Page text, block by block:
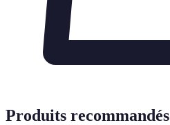
Produits recommandés